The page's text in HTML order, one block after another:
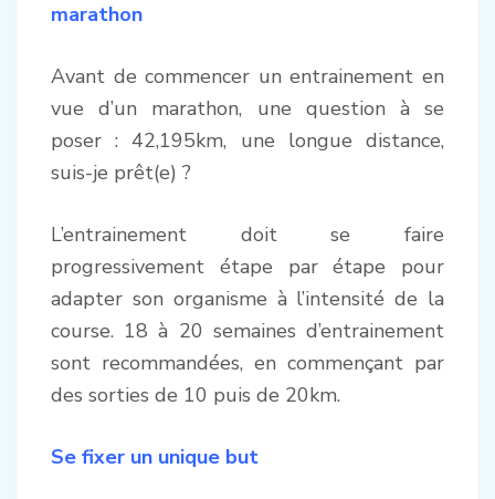
marathon
Avant de commencer un entrainement en
vue d’un marathon, une question à se
poser : 42,195km, une longue distance,
suis-je prêt(e) ?
L’entrainement doit se faire
progressivement étape par étape pour
adapter son organisme à l’intensité de la
course. 18 à 20 semaines d’entrainement
sont recommandées, en commençant par
des sorties de 10 puis de 20km.
Se fixer un unique but